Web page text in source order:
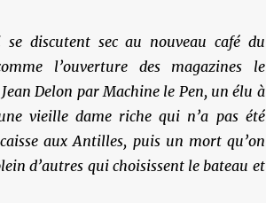
discutent sec au nouveau café du
l’ouverture des magazines le
Delon par Machine le Pen, un élu à
vieille dame riche qui n’a pas été
aux Antilles, puis un mort qu’on
d’autres qui choisissent le bateau et